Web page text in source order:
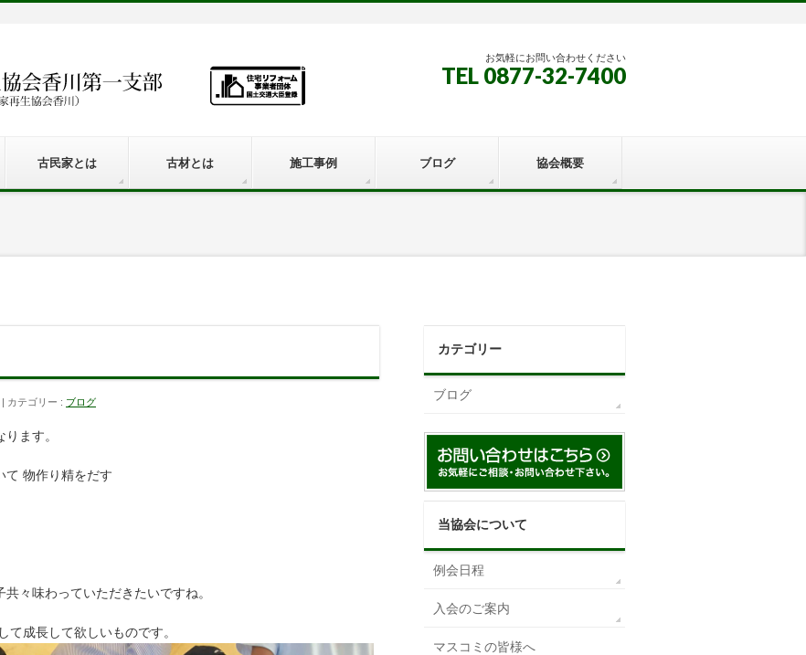
お気軽にお問い合わせください
TEL 0877-32-7400
古民家とは 古材とは 施工事例 ブログ 協会概要
カテゴリー : ブログ
ます。
て 物作り精をだす
々味わっていただきたいですね。
成長して欲しいものです。
カテゴリー
ブログ
当協会について
例会日程
入会のご案内
マスコミの皆様へ